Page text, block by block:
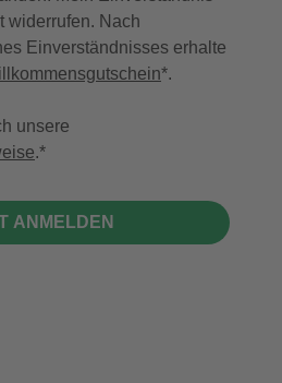
widerrufen. Nach
Einverständnisses erhalte
*.
unsere
.
ANMELDEN